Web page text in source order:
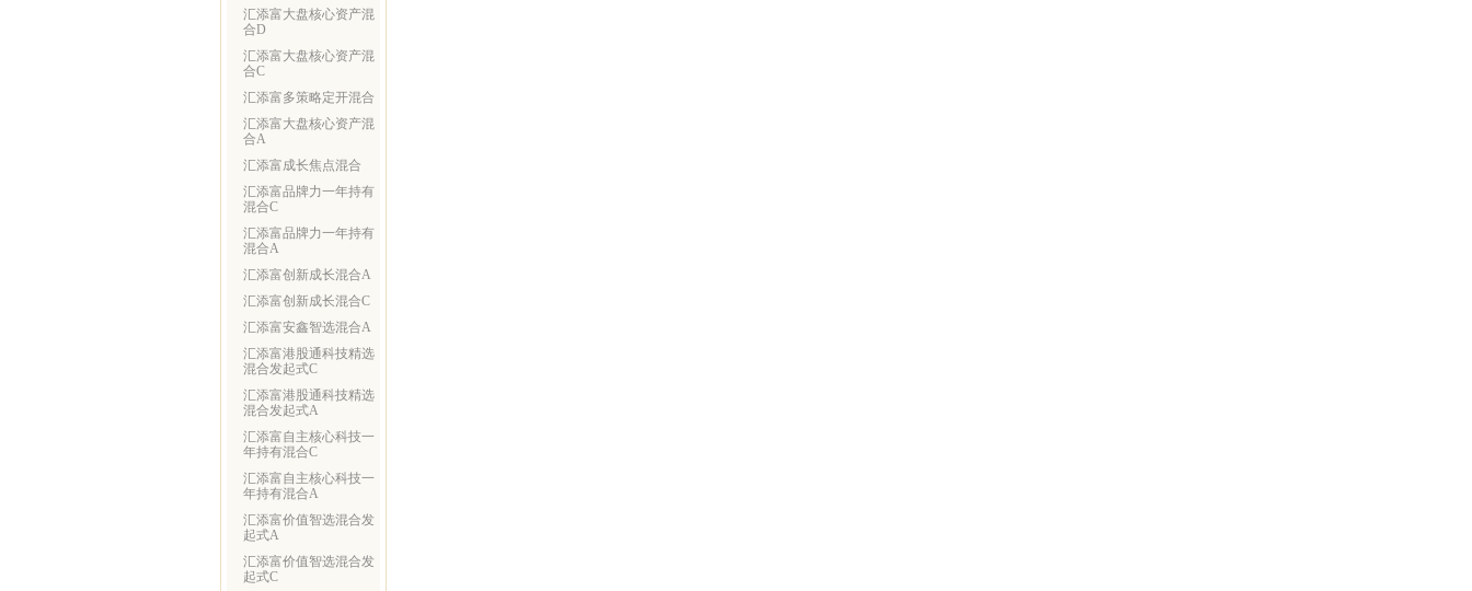
汇添富大盘核心资产混
合D
汇添富大盘核心资产混
合C
汇添富多策略定开混合
汇添富大盘核心资产混
合A
汇添富成长焦点混合
汇添富品牌力一年持有
混合C
汇添富品牌力一年持有
混合A
汇添富创新成长混合A
汇添富创新成长混合C
汇添富安鑫智选混合A
汇添富港股通科技精选
混合发起式C
汇添富港股通科技精选
混合发起式A
汇添富自主核心科技一
年持有混合C
汇添富自主核心科技一
年持有混合A
汇添富价值智选混合发
起式A
汇添富价值智选混合发
起式C